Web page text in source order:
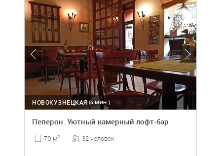
(6 МИН.)
НОВОКУЗНЕЦКАЯ
Пеперон. Уютный камерный лофт-бар
70 м2 32 человек